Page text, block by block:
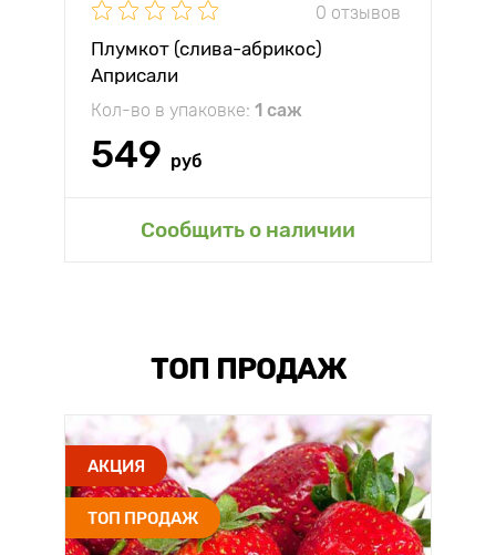
0 отзывов
Плумкот (слива-абрикос)
Априсали
Кол-во в упаковке: 1 саж
549 руб
Сообщить о наличии
ТОП ПРОДАЖ
АКЦИЯ
ТОП ПРОДАЖ